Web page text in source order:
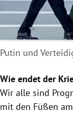
Putin und
Wie endet der
Wir alle sind
mit den Füßen